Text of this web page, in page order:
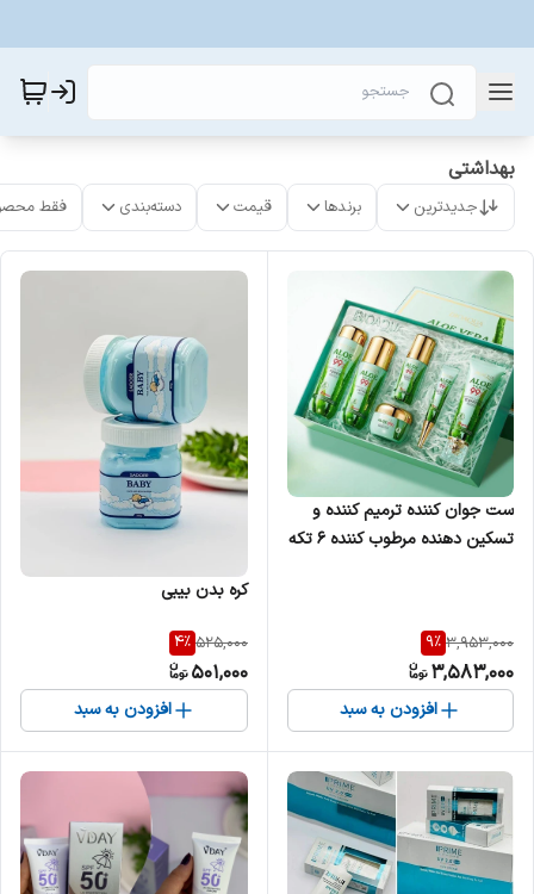
بهداشتی
جدیدترین برندها قیمت دسته‌بندی فقط
ست جوان کننده ترمیم کننده و
تسکین دهنده مرطوب کننده ۶ تکه
3,953,000
9%
3,583,000
افزودن به سبد
کره بدن بیبی
525,000
4%
501,000
افزودن به سبد